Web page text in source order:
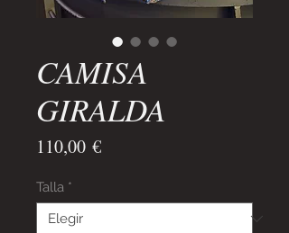
CAMISA
GIRALDA
110,00 €Precio
Talla *